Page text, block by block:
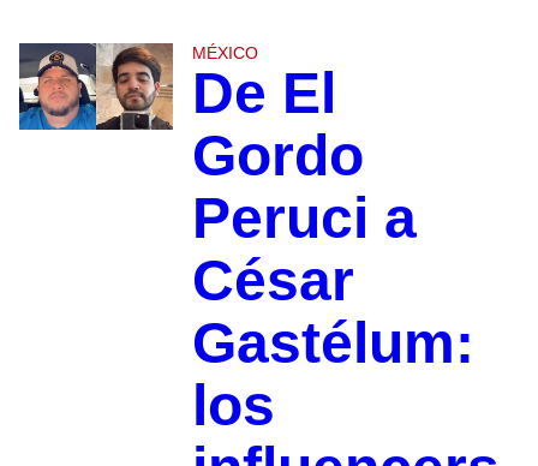
MÉXICO
De El
Gordo
Peruci a
César
Gastélum:
los